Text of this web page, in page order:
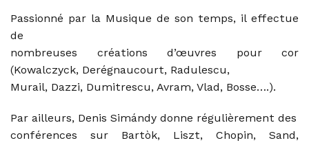
Passionné par la Musique de son temps, il effectue
de
nombreuses créations d’œuvres pour cor
(Kowalczyck, Derégnaucourt, Radulescu,
Murail, Dazzi, Dumitrescu, Avram, Vlad, Bosse….).
Par ailleurs, Denis Simándy donne régulièrement des
conférences sur Bartòk, Liszt, Chopin, Sand,